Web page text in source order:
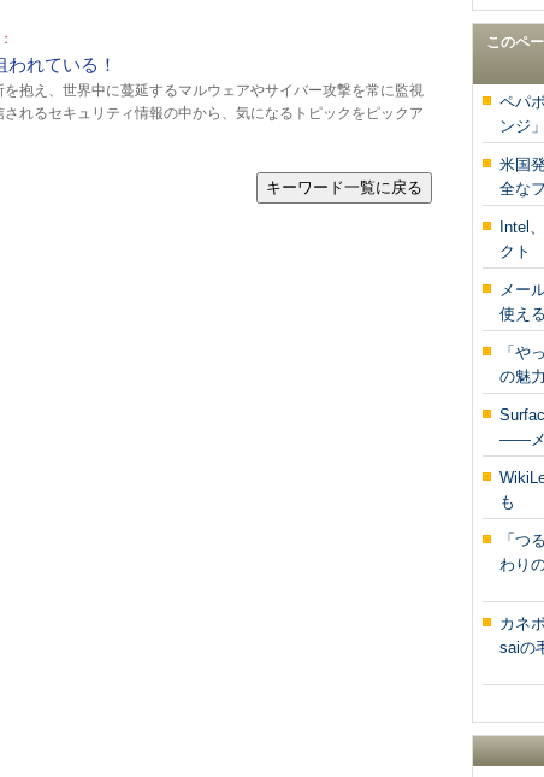
れている！
抱え、世界中に蔓延するマルウェアやサイバー攻撃を常に監視
れるセキュリティ情報の中から、気になるトピックをピックア
キーワード一覧に戻る
このペ
ペパ
ンジ
米国
全な
Intel
クト
メー
使え
「や
の魅
――メ
も
「つ
わり
カネ
saiの